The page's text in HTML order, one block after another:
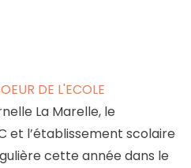
DE L'ECOLE
La Marelle, le
et l’établissement scolaire
cette année dans le